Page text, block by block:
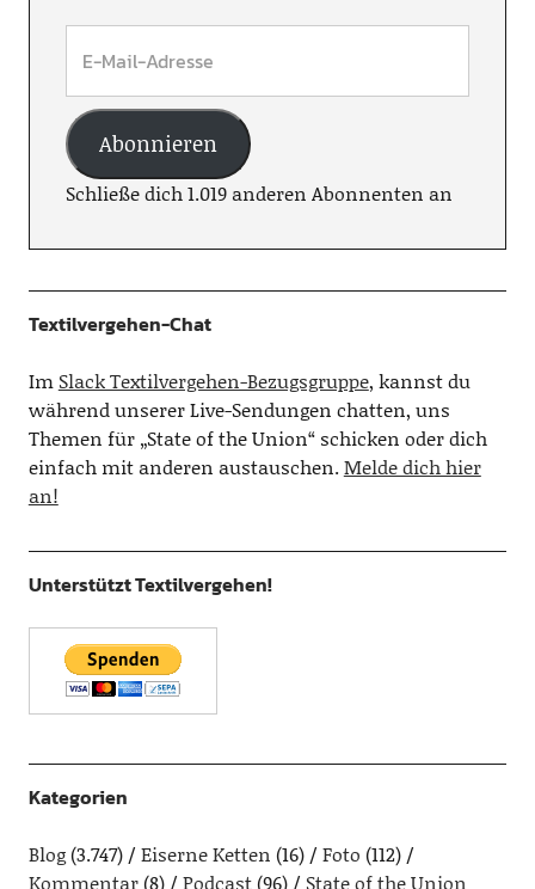
Abonnieren
Schließe dich 1.019 anderen Abonnenten an
Textilvergehen-Chat
Im Slack Textilvergehen-Bezugsgruppe, kannst du
während unserer Live-Sendungen chatten, uns
Themen für „State of the Union“ schicken oder dich
einfach mit anderen austauschen.Melde dich hier
an!
Unterstützt Textilvergehen!
Kategorien
Blog(3.747) Eiserne Ketten (16) Foto (112)
Kommentar(8) Podcast(96) State of the Union